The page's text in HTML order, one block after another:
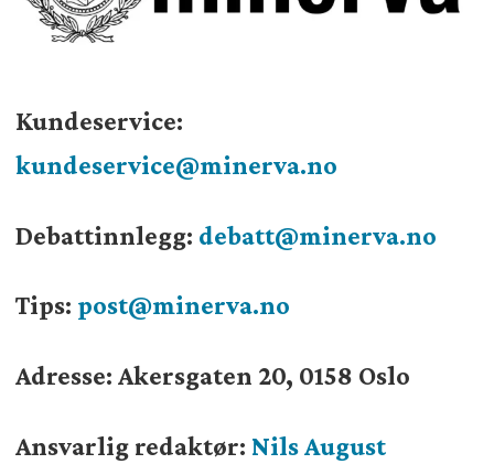
Kundeservice:
kundeservice@minerva.no
Debattinnlegg: debatt@minerva.no
Tips: post@minerva.no
Adresse: Akersgaten 20, 0158 Oslo
Ansvarlig redaktør: Nils August